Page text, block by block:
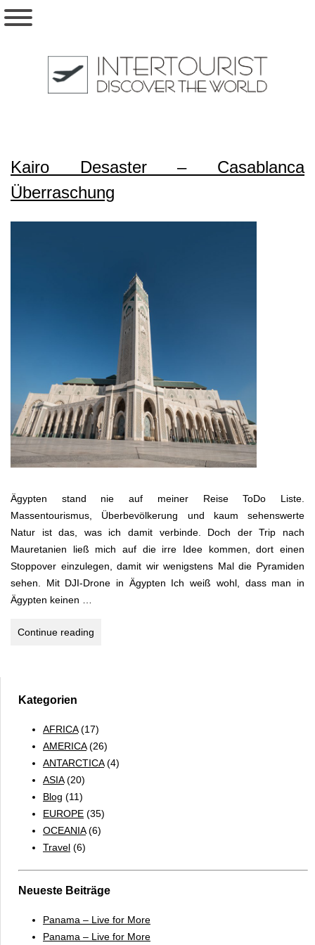
Kairo Desaster – Casablanca
Überraschung
Ägypten stand nie auf meiner Reise ToDo Liste.
Massentourismus, Überbevölkerung und kaum sehenswerte
Natur ist das, was ich damit verbinde. Doch der Trip nach
Mauretanien ließ mich auf die irre Idee kommen, dort einen
Stoppover einzulegen, damit wir wenigstens Mal die Pyramiden
sehen. Mit DJI-Drone in Ägypten Ich weiß wohl, dass man in
Ägypten keinen …
Continue reading
Kategorien
AFRICA(17)
AMERICA(26)
ANTARCTICA(4)
ASIA(20)
Blog (11)
EUROPE (35)
OCEANIA(6)
Travel (6)
Neueste Beiträge
Panama – Live for More
Panama – Live for More